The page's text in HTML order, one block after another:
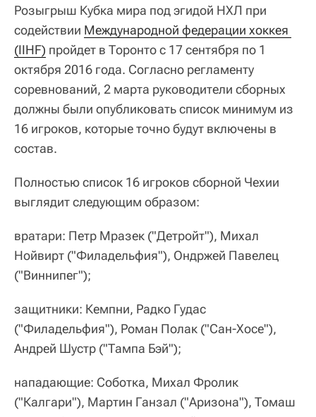
Розыгрыш Кубка мира под эгидой НХЛ при
содействии Международной федерации хоккея
(IIHF) пройдет в Торонто с 17 сентября по 1
октября 2016 года. Согласно регламенту
соревнований, 2 марта руководители сборных
должны были опубликовать список минимум из
16 игроков, которые точно будут включены в
состав.
Полностью список 16 игроков сборной Чехии
выглядит следующим образом:
вратари: Петр Мразек ("Детройт"), Михал
Нойвирт ("Филадельфия"), Ондржей Павелец
("Виннипег");
защитники: Кемпни, Радко Гудас
("Филадельфия"), Роман Полак ("Сан-Хосе"),
Андрей Шустр ("Тампа Бэй");
нападающие: Соботка, Михал Фролик
("Калгари"), Мартин Ганзал ("Аризона"), Томаш